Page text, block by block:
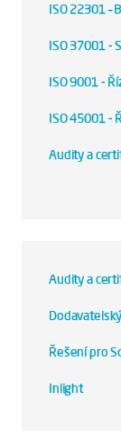
ISO 22301 –
ISO 37001 -
ISO 9001 -
ISO 45001 -
Audity a
Audity a
Řešení pro
Inlight